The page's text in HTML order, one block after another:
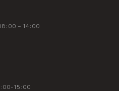
– 14:00
15:00